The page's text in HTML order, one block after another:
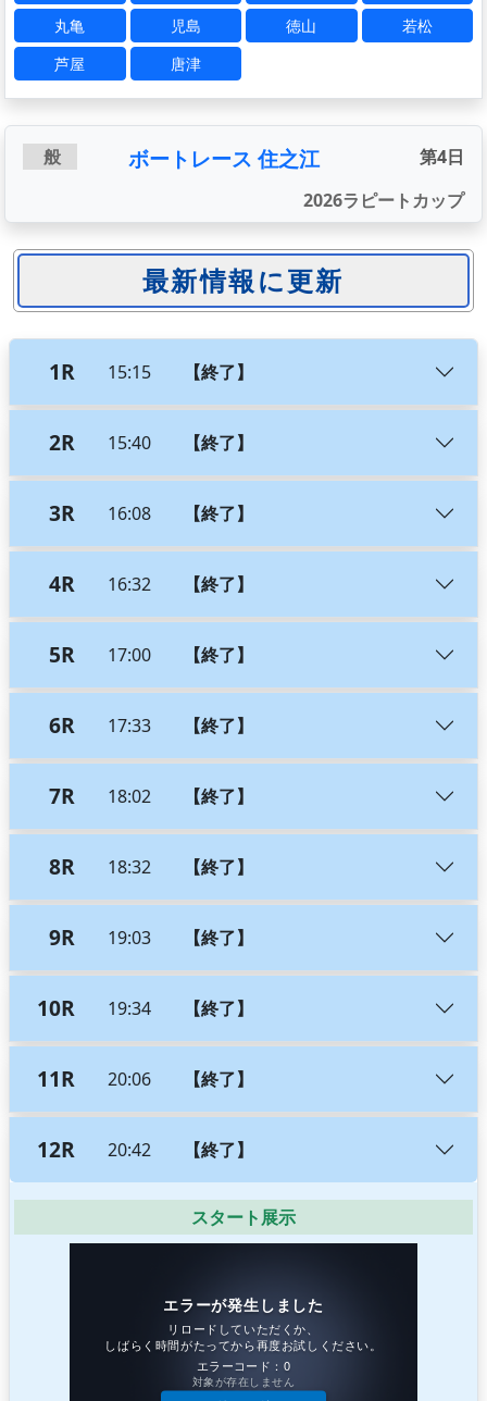
丸亀
児島 徳山
若松
芦屋
唐津
般 ボートレース 住之江
第4日
2026ラピートカップ
1R 15:15 【終了】
2R 15:40 【終了】
3R 16:08 【終了】
4R 16:32 【終了】
5R 17:00 【終了】
6R 17:33 【終了】
7R 18:02 【終了】
8R 18:32 【終了】
9R 19:03 【終了】
10R 19:34 【終了】
11R 20:06 【終了】
12R 20:42 【終了】
スタート展示